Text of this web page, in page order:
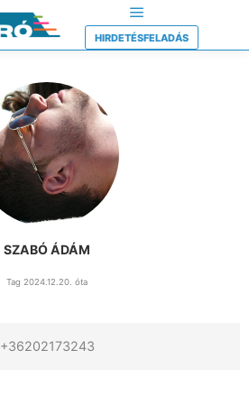
HIRDETÉSFELADÁS
SZABÓ ÁDÁM
Tag 2024.12.20. óta
+36202173243